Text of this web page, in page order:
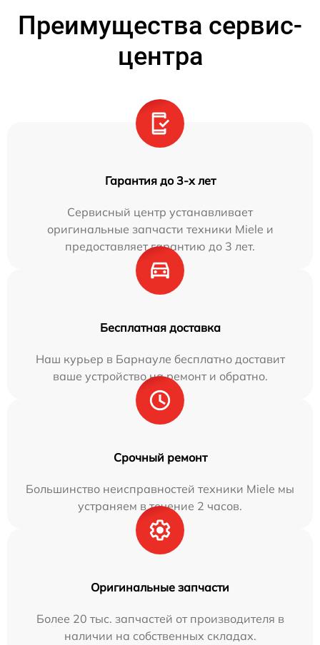
Преимущества сервис-
центра
Гарантия до 3-х лет
Сервисный центр устанавливает
оригинальные запчасти техники Miele и
предоставляет гарантию до 3 лет.
Бесплатная доставка
Наш курьер в Барнауле бесплатно доставит
ваше устройство на ремонт и обратно.
Срочный ремонт
Большинство неисправностей техники Miele мы
устраняем в течение 2 часов.
Оригинальные запчасти
Более 20 тыс. запчастей от производителя в
наличии на собственных складах.